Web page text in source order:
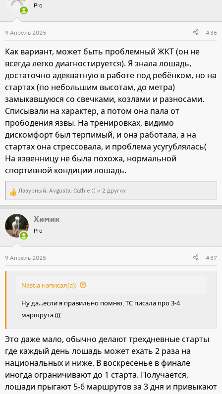
Pro
9 Апрель 2025 #36
Как вариант, может быть проблемный ЖКТ (он не
всегда легко диагностируется). Я знала лошадь,
достаточно адекватную в работе под ребёнком, но на
стартах (по небольшим высотам, до метра)
замыкавшуюся со свечками, козлами и разносами.
Списывали на характер, а потом она пала от
прободения язвы. На тренировках, видимо
дискомфорт был терпимый, и она работала, а на
стартах она стрессовала, и проблема усугублялась(
На язвенницу не была похожа, нормальной
спортивной кондиции лошадь.
Р
е
а
к
и
и
Лазурный, Avgusta, Cathie :) и 2 других
Химик
Pro
9 Апрель 2025 #37
Nastia написал(а):
Ну да...если я правильно помню, ТС писала про 3-4
маршрута (((
Это даже мало, обычно делают трехдневные старты
где каждый день лошадь может ехать 2 раза на
национальных и ниже. В воскресенье в финале
иногда ограничивают до 1 старта. Получается,
лошади прыгают 5-6 маршрутов за 3 дня и привыкают